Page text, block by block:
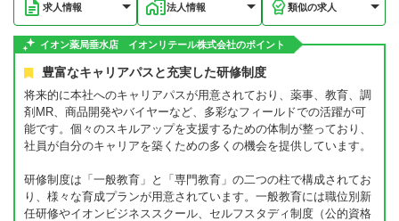
求人情報 法人情報 類似の求人
イオン薬局垂水店 イオンリテール株式会社のポイント
豊富なキャリアパスと充実した研修制度
将来的に本社へのキャリアパスが用意されており、薬事、教育、調
剤MR、商品開発やバイヤーなど、多彩なフィールドでの活躍が可
能です。個々のスキルアップを支援するための体制が整っており、
社員が自分のキャリアを築くための多くの機会を提供しています。
研修制度は「一般教育」と「専門教育」の二つの柱で構成されてお
り、様々な育成プランが用意されています。一般教育には職位別新
任研修やイオンビジネススクール、セルフスタディ制度（公的資格